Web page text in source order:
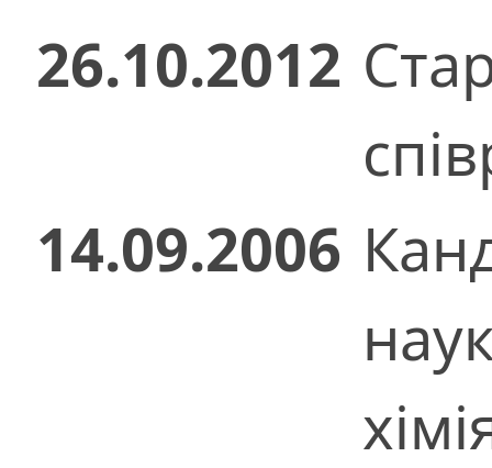
26.10.2012
14.09.2006